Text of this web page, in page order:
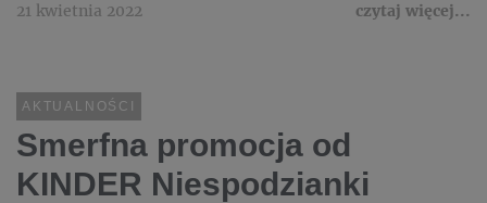
21 kwietnia 2022 czytaj więcej...
AKTUALNOŚCI
Smerfna promocja od
KINDER Niespodzianki